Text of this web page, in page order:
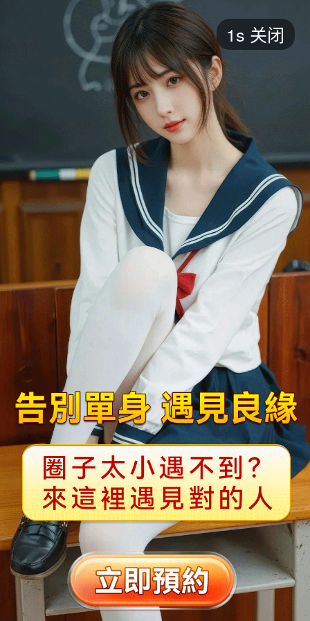
短剧
最热 添加 评分
都市 甜宠 逆袭 玄幻
2025 2024 2023 2022
全部 大陆 香港 台湾 美国 韩国 日本
1s 关闭